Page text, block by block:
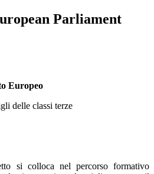
Parliament
Europeo
delle classi terze
si colloca nel percorso formativo